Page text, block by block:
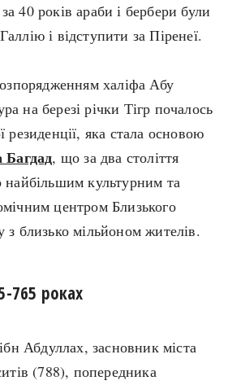
40 років араби і бербери були
і відступити за Піренеї.
халіфа Абу
на березі річки Тігр почалось
резиденції, яка стала основою
Багдад, що за два століття
найбільшим культурним та
центром Близького
з близько мільйоном жителів.
765 роках
ібн Абдуллах, засновник міста
(788), попередника